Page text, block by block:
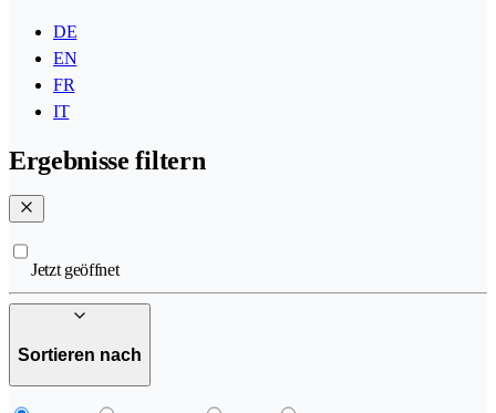
DE
EN
FR
IT
Ergebnisse filtern
Jetzt geöffnet
Sortieren nach